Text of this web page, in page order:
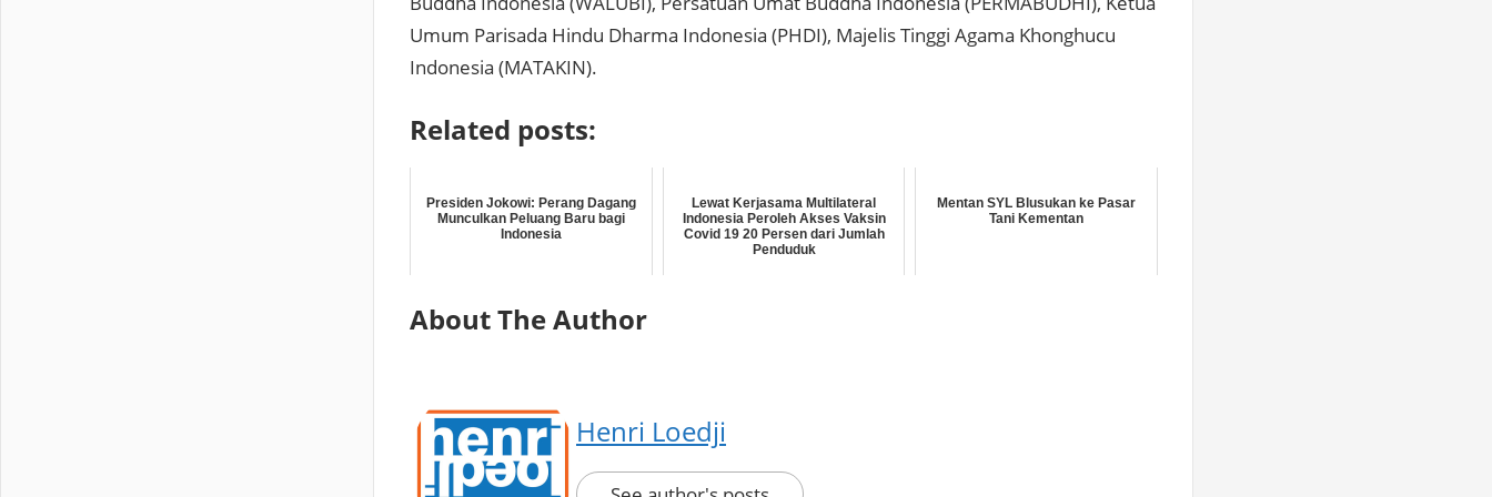
Umum Parisada Hindu Dharma Indonesia (PHDI), Majelis Tinggi Agama Khonghucu
Indonesia (MATAKIN).
Related posts:
Presiden Jokowi: Perang Dagang
Munculkan Peluang Baru bagi
Indonesia
Lewat Kerjasama Multilateral
Indonesia Peroleh Akses Vaksin
Covid 19 20 Persen dari Jumlah
Penduduk
Mentan SYL Blusukan ke Pasar
Tani Kementan
About The Author
Henri Loedji